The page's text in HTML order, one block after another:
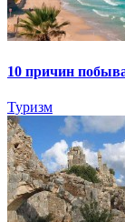
10 причин
Туризм